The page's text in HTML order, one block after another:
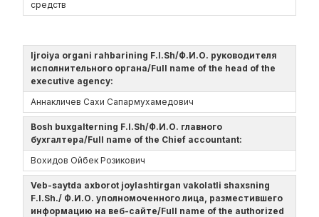
средств
Ijroiya organi rahbarining F.I.Sh/Ф.И.О. руководителя
исполнительного органа/Full name of the head of the
executive agency:
Аннакличев Сахи Сапармухамедович
Bosh buxgalterning F.I.Sh/Ф.И.О. главного
бухгалтера/Full name of the Chief accountant:
Вохидов Ойбек Розикович
Veb-saytda axborot joylashtirgan vakolatli shaxsning
F.I.Sh./ Ф.И.О. уполномоченного лица, разместившего
информацию на веб-сайте/Full name of the authorized